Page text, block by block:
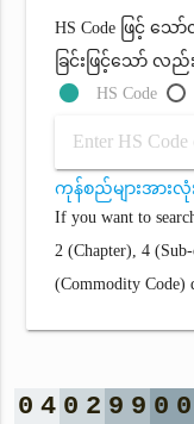
HS Code ဖြင့်
ခြင်းဖြင့်သော် လည်
HS Code
ကုန်စည်များအားလုံ
If you want to
2 (Chapter), 4
(Commodity Code)
0 4 0 2 9 9 0 0